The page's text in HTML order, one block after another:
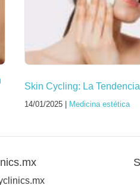
Skin Cycling: La
14/01/2025 | Medicina estética